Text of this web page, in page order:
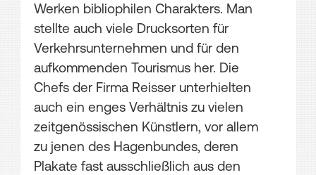
Werken bibliophilen Charakters. Man
stellte auch viele Drucksorten für
Verkehrsunternehmen und für den
aufkommenden Tourismus her. Die
Chefs der Firma Reisser unterhielten
auch ein enges Verhältnis zu vielen
zeitgenössischen Künstlern, vor allem
zu jenen des Hagenbundes, deren
Plakate fast ausschließlich aus den